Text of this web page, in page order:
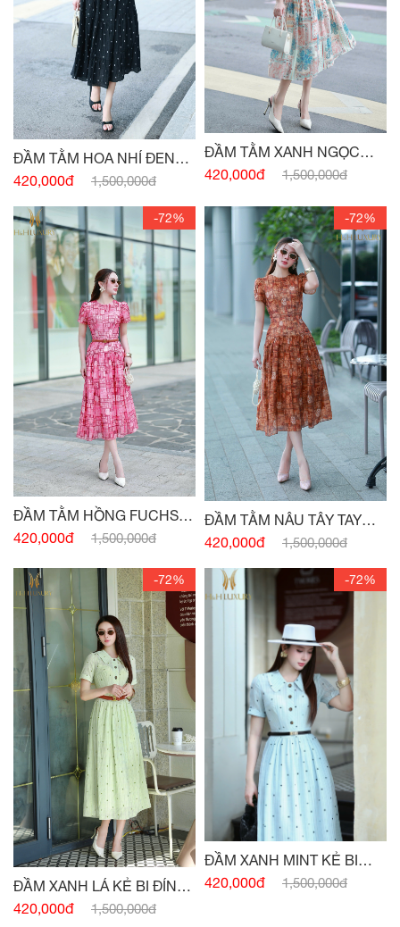
ĐẦM TẰM HOA NHÍ ĐEN
CỔ V
420,000đ 1,500,000đ
ĐẦM TẰM XANH NGỌC
TAY CÁNH HỒNG
420,000đ 1,500,000đ
-72%
ĐẦM TẰM HỒNG FUCHSIA
TAY CÁNH HỒNG
420,000đ 1,500,000đ
-72%
ĐẦM TẰM NÂU TÂY TAY
CÁNH HỒNG
420,000đ 1,500,000đ
-72%
ĐẦM XANH LÁ KẺ BI ĐÍNH
CÚC
420,000đ 1,500,000đ
-72%
ĐẦM XANH MINT KẺ BI
ĐÍNH CÚC
420,000đ 1,500,000đ